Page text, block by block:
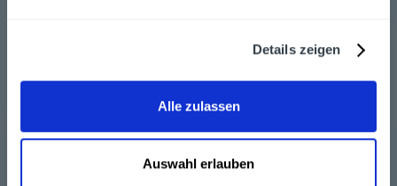
Details zeigen
Alle zulassen
Auswahl erlauben
Cross Rum zu, wenn Sie über unseren Online-Shop
bestellen.
Smith & Cross Rum wird in den folgenden Regionen,
Städten, Orten und Postleitzahl-Gebieten geliefert